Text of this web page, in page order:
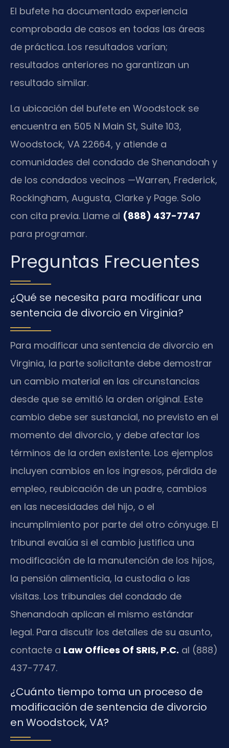
El bufete ha documentado experiencia
comprobada de casos en todas las áreas
de práctica. Los resultados varían;
resultados anteriores no garantizan un
resultado similar.
La ubicación del bufete en Woodstock se
encuentra en 505 N Main St, Suite 103,
Woodstock, VA 22664, y atiende a
comunidades del condado de Shenandoah y
de los condados vecinos —Warren, Frederick,
Rockingham, Augusta, Clarke y Page. Solo
con cita previa. Llame al (888) 437-7747
para programar.
Preguntas Frecuentes
¿Qué se necesita para modificar una
sentencia de divorcio en Virginia?
Para modificar una sentencia de divorcio en
Virginia, la parte solicitante debe demostrar
un cambio material en las circunstancias
desde que se emitió la orden original. Este
cambio debe ser sustancial, no previsto en el
momento del divorcio, y debe afectar los
términos de la orden existente. Los ejemplos
incluyen cambios en los ingresos, pérdida de
empleo, reubicación de un padre, cambios
en las necesidades del hijo, o el
incumplimiento por parte del otro cónyuge. El
tribunal evalúa si el cambio justifica una
modificación de la manutención de los hijos,
la pensión alimenticia, la custodia o las
visitas. Los tribunales del condado de
Shenandoah aplican el mismo estándar
legal. Para discutir los detalles de su asunto,
contacte a Law Offices Of SRIS, P.C. al (888)
437-7747.
¿Cuánto tiempo toma un proceso de
modificación de sentencia de divorcio
en Woodstock, VA?